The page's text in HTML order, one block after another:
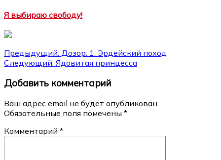
Я выбираю свободу!
Навигация
по
записям
Предыдущий: Дозор: 1. Эрдейский поход
Следующий: Ядовитая принцесса
Добавить комментарий
Ваш адрес email не будет опубликован.
Обязательные поля помечены *
Комментарий *